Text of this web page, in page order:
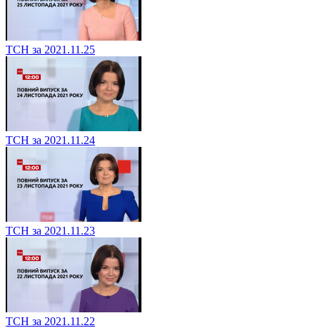
ТСН за 2021.11.25
ТСН за 2021.11.24
ТСН за 2021.11.23
ТСН за 2021.11.22